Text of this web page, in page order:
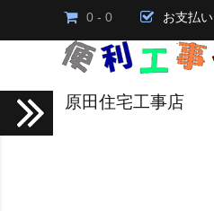
0 - 0 お支払い
原田住宅工事店